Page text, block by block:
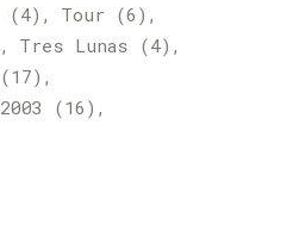
(4) Tour (6)
Tres Lunas (4)
(17)
(16)